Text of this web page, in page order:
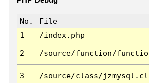
No. File
1
/index.php
2 /source/function/
3 /source/class/